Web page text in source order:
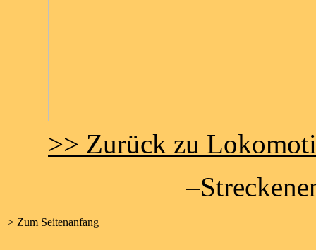
>> Zurück zu
> Zum Seitenanfang